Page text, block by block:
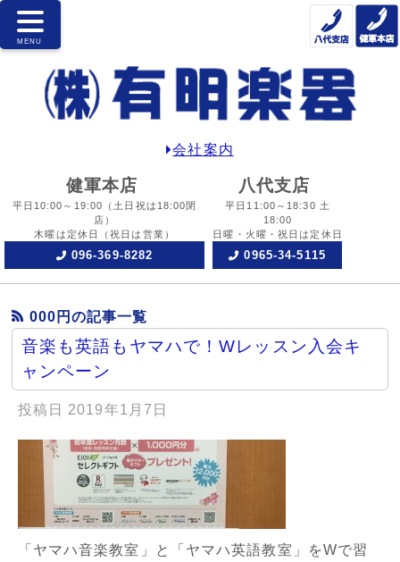
会社案内
健軍本店
平日10:00～19:00
（土日祝は18:00閉
店）
木曜は定休日
（祝日は営業）
096-369-8282
八代支店
平日11:00～18:30 土
18:00
日曜・火曜・祝日は定休日
0965-34-5115
000円の記事一覧
音楽も英語もヤマハで！Wレッスン入会キ
ャンペーン
投稿日 2019年1月7日
「ヤマハ音楽教室」と「ヤマハ英語教室」をWで習